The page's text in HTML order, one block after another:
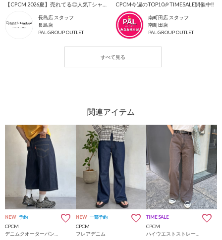
長島店 スタッフ
長島店
PAL GROUP OUTLET
CPCM今週のTOP10🎉TIMESALE開催中‼️
南町田店 スタッフ
南町田店
PAL GROUP OUTLET
NEW 予約
CPCM
NEW 一部予約
CPCM
フレアデニム
TIME SALE
CPCM